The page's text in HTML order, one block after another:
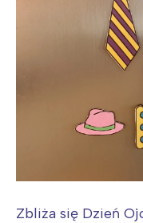
Zbliża się Dzień